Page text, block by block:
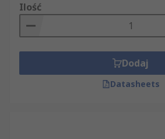
Ilość
Dodaj
Datasheets